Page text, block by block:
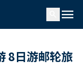
menu
8日游邮轮旅